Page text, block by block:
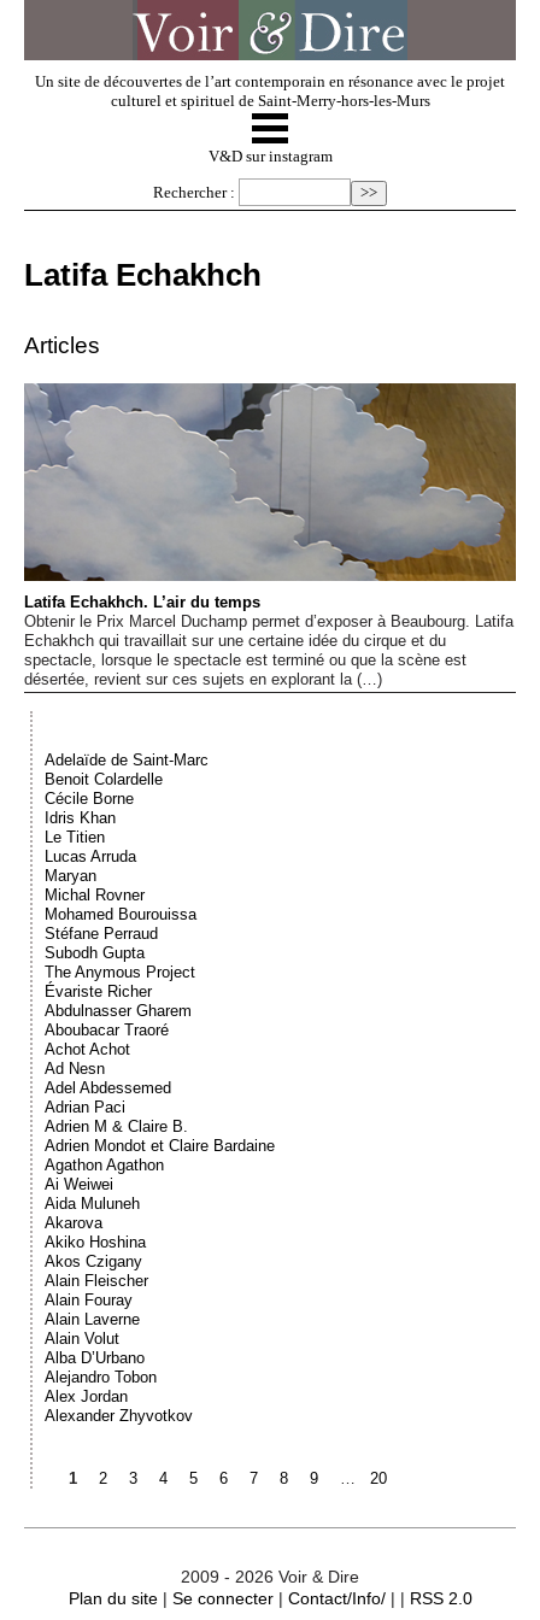
Un site de découvertes de l’art contemporain en résonance avec le projet
culturel et spirituel de Saint-Merry-hors-les-Murs
V & D
Regarder
Dossiers
Événements
Sacré
☰
V&D sur instagram
Rechercher :
Latifa Echakhch
Articles
Latifa Echakhch. L’air du temps
Obtenir le Prix Marcel Duchamp permet d’exposer à Beaubourg. Latifa
Echakhch qui travaillait sur une certaine idée du cirque et du
spectacle, lorsque le spectacle est terminé ou que la scène est
désertée, revient sur ces sujets en explorant la (…)
Adelaïde de Saint-Marc
Benoit Colardelle
Cécile Borne
Idris Khan
Le Titien
Lucas Arruda
Maryan
Michal Rovner
Mohamed Bourouissa
Stéfane Perraud
Subodh Gupta
The Anymous Project
Évariste Richer
Abdulnasser Gharem
Aboubacar Traoré
Achot Achot
Ad Nesn
Adel Abdessemed
Adrian Paci
Adrien M & Claire B.
Adrien Mondot et Claire Bardaine
Agathon Agathon
Ai Weiwei
Aida Muluneh
Akarova
Akiko Hoshina
Akos Czigany
Alain Fleischer
Alain Fouray
Alain Laverne
Alain Volut
Alba D’Urbano
Alejandro Tobon
Alex Jordan
Alexander Zhyvotkov
1 2 3 4 5 6 7 8 9 … 20
2009 - 2026 Voir & Dire
Plan du site| Se connecter| Contact/Info/| | RSS 2.0